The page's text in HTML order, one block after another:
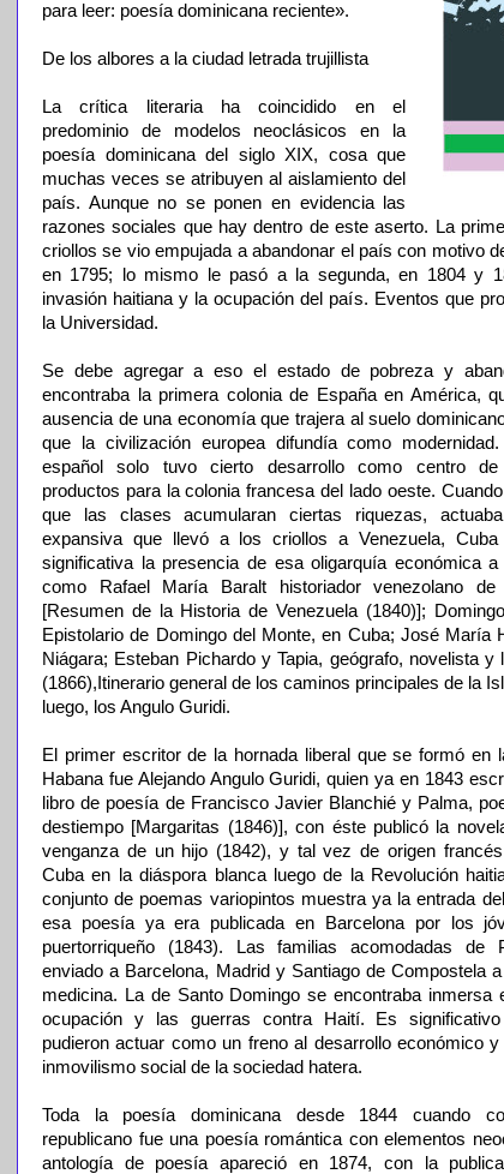
para leer: poesía dominicana reciente».
De los albores a la ciudad letrada trujillista
La crítica literaria ha coincidido en el
predominio de modelos neoclásicos en la
poesía dominicana del siglo XIX, cosa que
muchas veces se atribuyen al aislamiento del
país. Aunque no se ponen en evidencia las
razones sociales que hay dentro de este aserto. La
criollos se vio empujada a abandonar el país con motivo
en 1795; lo mismo le pasó a la segunda, en 1804 y
invasión haitiana y la ocupación del país. Eventos que
la Universidad.
Se debe agregar a eso el estado de pobreza y
encontraba la primera colonia de España en América,
ausencia de una economía que trajera al suelo
que la civilización europea difundía como
español solo tuvo cierto desarrollo como centro de
productos para la colonia francesa del lado oeste.
que las clases acumularan ciertas riquezas,
expansiva que llevó a los criollos a Venezuela,
significativa la presencia de esa oligarquía económica
como Rafael María Baralt historiador venezolano de
[Resumen de la Historia de Venezuela (1840)];
Epistolario de Domingo del Monte, en Cuba; José María
Niágara; Esteban Pichardo y Tapia, geógrafo, novelista y
(1866),Itinerario general de los caminos principales de la
luego, los Angulo Guridi.
El primer escritor de la hornada liberal que se formó en
Habana fue Alejando Angulo Guridi, quien ya en 1843
libro de poesía de Francisco Javier Blanchié y Palma,
destiempo [Margaritas (1846)], con éste publicó la
venganza de un hijo (1842), y tal vez de origen
Cuba en la diáspora blanca luego de la Revolución
conjunto de poemas variopintos muestra ya la entrada
esa poesía ya era publicada en Barcelona por los
puertorriqueño (1843). Las familias acomodadas de
enviado a Barcelona, Madrid y Santiago de Compostela
medicina. La de Santo Domingo se encontraba inmersa
ocupación y las guerras contra Haití. Es
pudieron actuar como un freno al desarrollo económico
inmovilismo social de la sociedad hatera.
Toda la poesía dominicana desde 1844 cuando
republicano fue una poesía romántica con elementos
antología de poesía apareció en 1874, con la